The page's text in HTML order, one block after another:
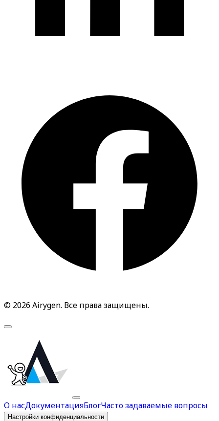
© 2026 Airygen. Все права защищены.
О насДокументацияБлогЧасто задаваемые вопросы
Настройки конфиденциальности